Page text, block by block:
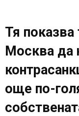
Тя показва
Москва да
още по-